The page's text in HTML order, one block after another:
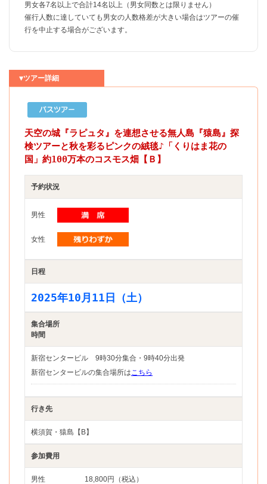
男女各7名以上で合計14名以上（男女同数とは限りません）
催行人数に達していても男女の人数格差が大きい場合はツアーの催
行を中止する場合がございます。
▼ツアー詳細
天空の城『ラピュタ』を連想させる無人島『猿島』探
検ツアーと秋を彩るピンクの絨毯♪「くりはま花の
国」約100万本のコスモス畑【Ｂ】
予約状況
男性
女性
日程
2025年10月11日（土）
集合場所
時間
新宿センタービル 9時30分集合・9時40分出発
新宿センタービルの集合場所はこちら
行き先
横須賀・猿島【B】
参加費用
男性
18,800円（税込）